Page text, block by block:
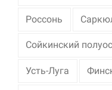
Россонь
Сойкинский
Усть-Луга